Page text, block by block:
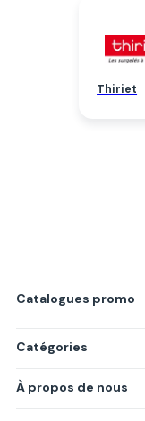
Thiriet
Catalogues promo
Catégories
Produits
À propos de nous